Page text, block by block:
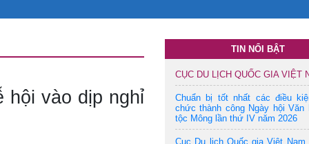
hội vào dịp nghỉ
TIN NỔI BẬT
CỤC DU LỊCH QUỐC GIA VIỆT
Chuẩn bị tốt nhất các điều
chức thành công Ngày hội Văn
tộc Mông lần thứ IV năm 2026
Cục Du lịch Quốc gia Việt Nam